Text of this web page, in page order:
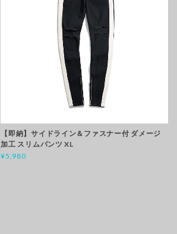
【即納】サイドライン＆ファスナー付 ダメージ
加工 スリムパンツ XL
¥5,980